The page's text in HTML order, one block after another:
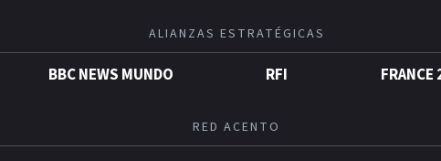
ALIANZAS ESTRATÉGICAS
BBC NEWS MUNDO RFI FRANCE
RED ACENTO